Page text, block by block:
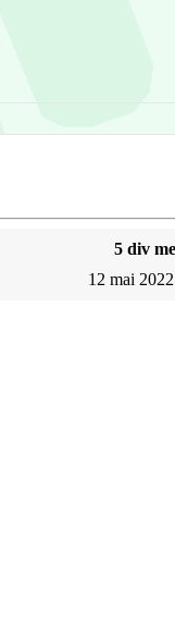
5 div
12 mai